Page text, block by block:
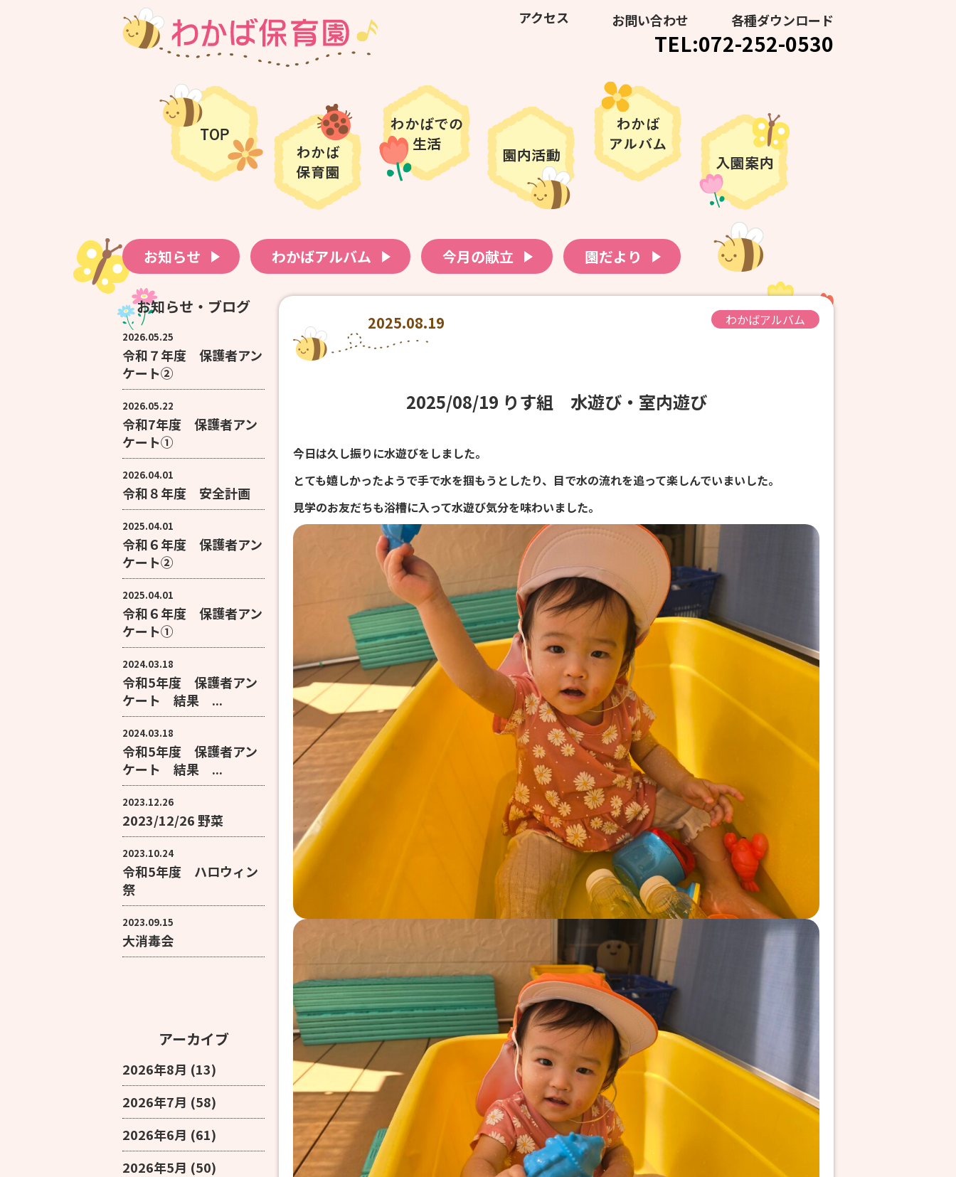
アクセス お問い合わせ 各種ダウンロード
TEL:072-252-0530
お知らせ わかばアルバム 今月の献立 園だより
お知らせ・ブログ
2026.05.25
令和７年度 保護者アン
ケート②
2026.05.22
令和7年度 保護者アン
ケート①
2026.04.01
令和８年度 安全計画
2025.04.01
令和６年度 保護者アン
ケート②
2025.04.01
令和６年度 保護者アン
ケート①
2024.03.18
令和5年度 保護者アン
ケート 結果 ...
2024.03.18
令和5年度 保護者アン
ケート 結果 ...
2023.12.26
2023/12/26 野菜
2023.10.24
令和5年度 ハロウィン
祭
2023.09.15
大消毒会
アーカイブ
2026年8月 (13)
2026年7月 (58)
2026年6月 (61)
2026年5月 (50)
2025.08.19 わかばアルバム
2025/08/19 りす組 水遊び・室内遊び
今日は久し振りに水遊びをしました。
とても嬉しかったようで手で水を掴もうとしたり、目で水の流れを追って楽しんでいまいした。
見学のお友だちも浴槽に入って水遊び気分を味わいました。